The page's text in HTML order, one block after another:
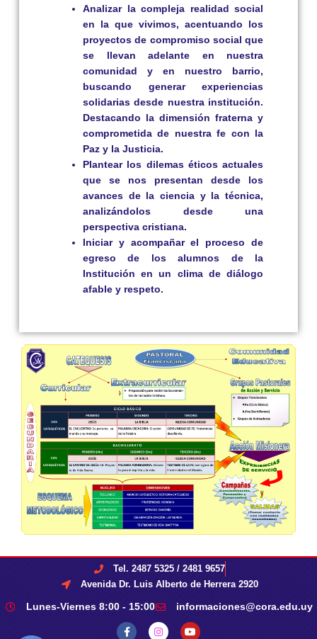
Analizar la compleja realidad social
en la que vivimos, acentuando los
proyectos de compromiso social que
se llevan adelante en nuestra
comunidad y en nuestro barrio,
buscando generar experiencias
solidarias desde nuestra institución.
Destacando la dimensión fraterna y
comprometida de nuestra fe con la
Paz y la Justicia.
Plantear los dilemas éticos actuales
que se nos presentan desde los
avances de la ciencia y la técnica,
analizándolos desde una
perspectiva cristiana.
Iniciar y acompañar el proceso de
egreso de los alumnos de la
Institución en un clima de diálogo
afable y respeto.
Tel. 2487 5325 / 2481 9657
Avenida Dr. Luis Alberto de Herrera 2920
Lunes-Viernes 8:00 - 15:00 informaciones@cora.edu.uy
F
a
I
n
Y
o